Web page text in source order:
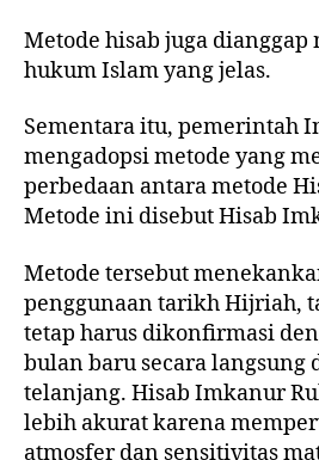
Metode hisab juga
hukum Islam yang jelas.
Sementara itu, pemerintah
mengadopsi metode yang
perbedaan antara metode
Metode ini disebut Hisab
Metode tersebut
penggunaan tarikh Hijriah,
tetap harus dikonfirmasi
bulan baru secara langsung
telanjang. Hisab Imkanur
lebih akurat karena
atmosfer dan sensitivitas